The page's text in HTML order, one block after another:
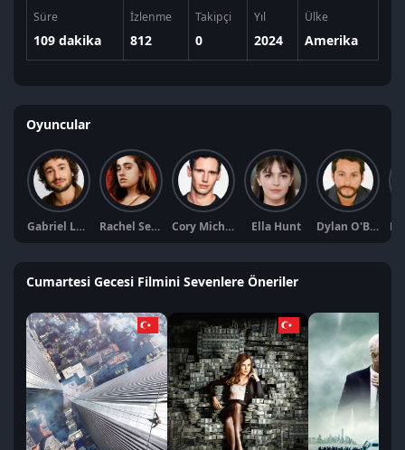
Süre
109 dakika
İzlenme
812
Takipçi
0
Yıl
2024
Ülke
Amerika
Oyuncular
Gabriel LaBelle Rachel Sennott Cory Michael Smith Ella Hunt Dylan O'Brien
Cumartesi Gecesi Filmini Sevenlere Öneriler